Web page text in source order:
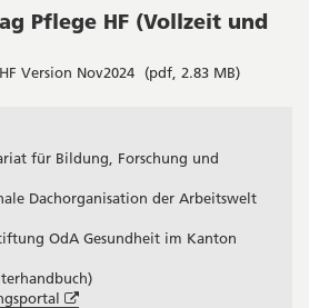
neuem
Fenster
Pflege HF (Vollzeit und
Version Nov2024 (pdf, 2.83 MB)
für Bildung, Forschung und
Dachorganisation der Arbeitswelt
OdA Gesundheit im Kanton
Öffnet